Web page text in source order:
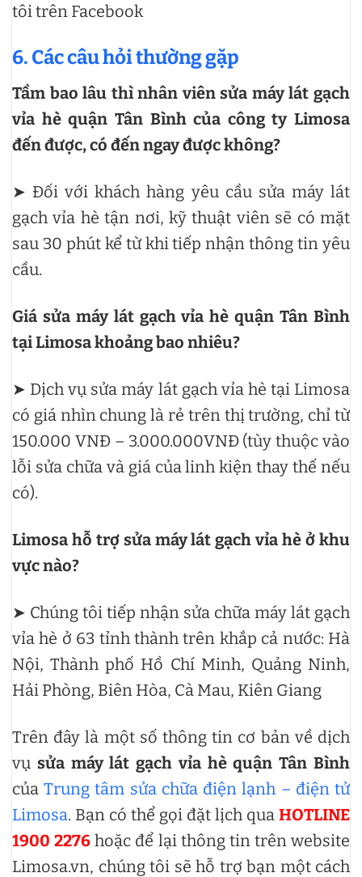
tôi trên Facebook
6. Các câu hỏi thường gặp
Tầm bao lâu thì nhân viên sửa máy lát gạch
vỉa hè quận Tân Bình của công ty Limosa
đến được, có đến ngay được không?
➤ Đối với khách hàng yêu cầu sửa máy lát
gạch vỉa hè tận nơi, kỹ thuật viên sẽ có mặt
sau 30 phút kể từ khi tiếp nhận thông tin yêu
cầu.
Giá sửa máy lát gạch vỉa hè quận Tân Bình
tại Limosa khoảng bao nhiêu?
➤ Dịch vụ sửa máy lát gạch vỉa hè tại Limosa
có giá nhìn chung là rẻ trên thị trường, chỉ từ
150.000 VNĐ – 3.000.000VNĐ (tùy thuộc vào
lỗi sửa chữa và giá của linh kiện thay thế nếu
có).
Limosa hỗ trợ sửa máy lát gạch vỉa hè ở khu
vực nào?
➤ Chúng tôi tiếp nhận sửa chữa máy lát gạch
vỉa hè ở 63 tỉnh thành trên khắp cả nước: Hà
Nội, Thành phố Hồ Chí Minh, Quảng Ninh,
Hải Phòng, Biên Hòa, Cà Mau, Kiên Giang
Trên đây là một số thông tin cơ bản về dịch
vụ sửa máy lát gạch vỉa hè quận Tân Bình
củaTrung tâm sửa chữa điện lạnh – điện tử
Limosa. Bạn có thể gọi đặt lịch qua HOTLINE
1900 2276 hoặc để lại thông tin trên website
Limosa.vn, chúng tôi sẽ hỗ trợ bạn một cách